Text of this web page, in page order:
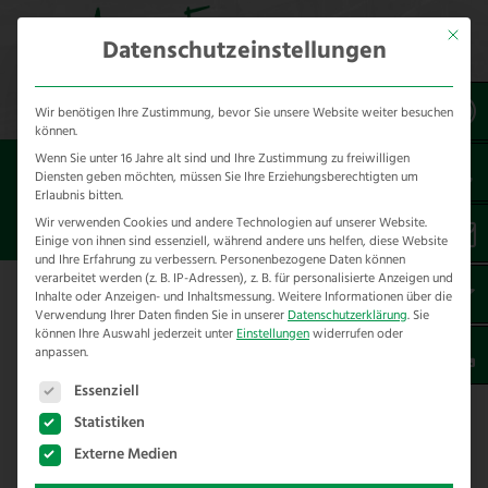
Sie sind hier:
KOMBI ZAUN
Platzhalterinhalt von
auf den eigentlichen Inhalt
zuzugreifen, klicken Sie auf die
Schaltfläche unten. Bitte beachten Sie,
Mit
Datenschutzeinstellungen
Wir benötigen Ihre Zustimmung, bevor Sie unsere Website weiter besuchen
können.
Wenn Sie unter 16 Jahre alt sind und Ihre Zustimmung zu freiwilligen
Diensten geben möchten, müssen Sie Ihre Erziehungsberechtigten um
Erlaubnis bitten.
Wir verwenden Cookies und andere Technologien auf unserer Website.
Einige von ihnen sind essenziell, während andere uns helfen, diese Website
und Ihre Erfahrung zu verbessern. Personenbezogene Daten können
verarbeitet werden (z. B. IP-Adressen), z. B. für personalisierte Anzeigen und
Inhalte oder Anzeigen- und Inhaltsmessung.Weitere Informationen über die
Verwendung Ihrer Daten finden Sie in unsererDatenschutzerklärung. Sie
können Ihre Auswahl jederzeit unterEinstellungenwiderrufen oder
anpassen.
Es folgt eine Liste der Service-Gruppen, für die eine
Essenziell
Statistiken
Externe Medien